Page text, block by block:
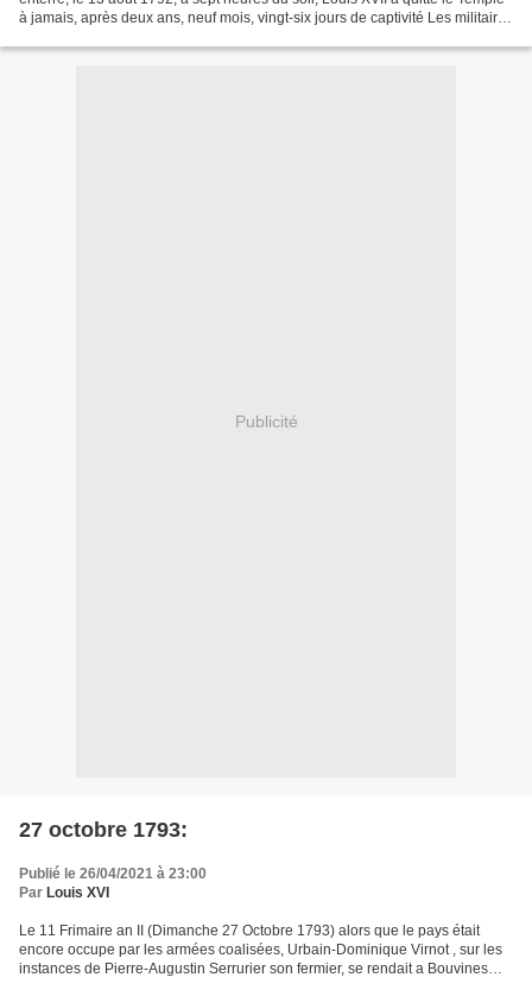
à jamais, après deux ans, neuf mois, vingt-six jours de captivité Les militaires
Publicité
27 octobre 1793:
Publié le 26/04/2021 à 23:00
Par Louis XVI
Le 11 Frimaire an II (Dimanche 27 Octobre 1793) alors que le pays était
encore occupe par les armées coalisées, Urbain-Dominique Virnot , sur les
instances de Pierre-Augustin Serrurier son fermier, se rendait a Bouvines